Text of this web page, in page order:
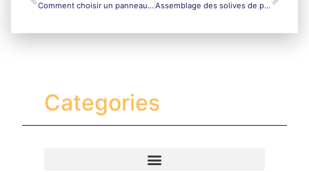
Comment choisir un panneau de signalisation conforme pour votre chantier ? Assemblage des solives de plancher en bois : méthodes traditionnelles et modernes
Categories